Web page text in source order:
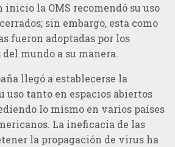
inicio la OMS recomendó su uso
sin embargo, esta como
fueron adoptadas por los
mundo a su manera.
llegó a establecerse la
uso tanto en espacios abiertos
lo mismo en varios países
La ineficacia de las
la propagación de virus ha